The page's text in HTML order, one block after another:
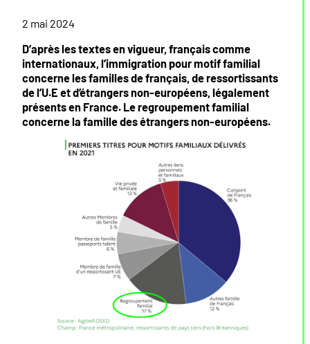
2 mai 2024
D’après les textes en vigueur, français comme
internationaux, l’immigration pour motif familial
concerne les familles de français, de ressortissants
de l’U.E et d’étrangers non-européens, légalement
présents en France. Le regroupement familial
concerne la famille des étrangers non-européens.